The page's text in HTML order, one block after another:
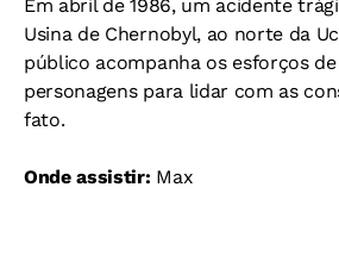
Em abril de 1986, um acidente
Usina de Chernobyl, ao norte da
público acompanha os esforços
personagens para lidar com as
fato.
Onde assistir: Max